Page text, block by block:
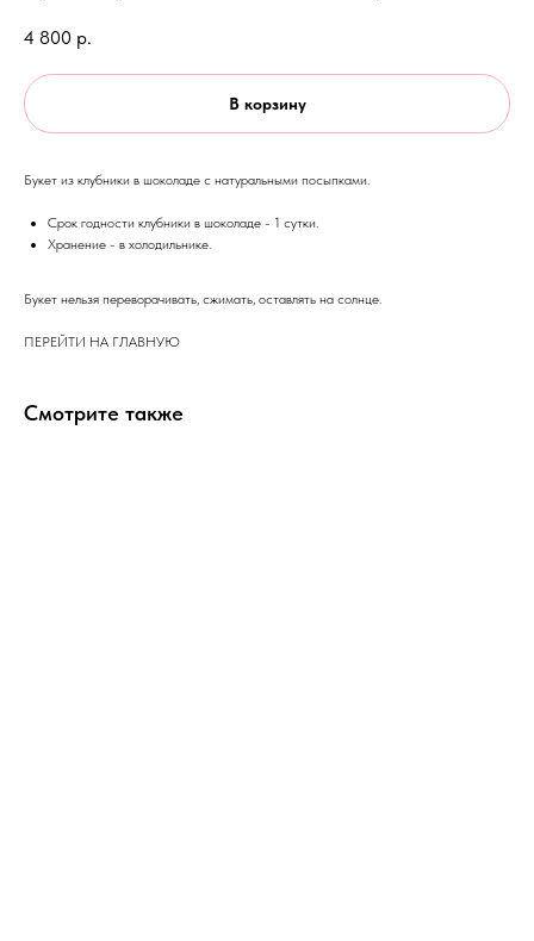
4 800 р.
В корзину
Букет из клубники в шоколаде с натуральными посыпками.
Срок годности клубники в шоколаде - 1 сутки.
Хранение - в холодильнике.
Букет нельзя переворачивать, сжимать, оставлять на солнце.
ПЕРЕЙТИ НА ГЛАВНУЮ
Смотрите также